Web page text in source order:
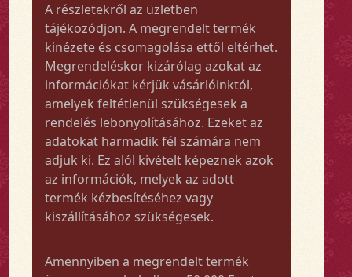
A részletekről az üzletben
tájékozódjon. A megrendelt termék
kinézete és csomagolása ettől eltérhet.
Megrendeléskor kizárólag azokat az
információkat kérjük vásárlóinktól,
amelyek feltétlenül szükségesek a
rendelés lebonyolításához. Ezeket az
adatokat harmadik fél számára nem
adjuk ki. Ez alól kivételt képeznek azok
az információk, melyek az adott
termék kézbesítéséhez vagy
kiszállításához szükségesek.
Amennyiben a megrendelt termék